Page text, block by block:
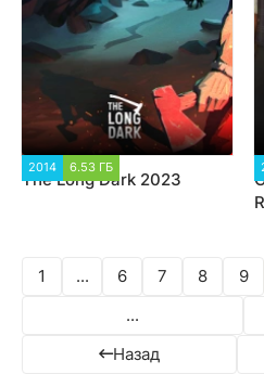
2014 6.53 ГБ
The Long Dark 2023
Назад
1 ... 6 7 8 9
...